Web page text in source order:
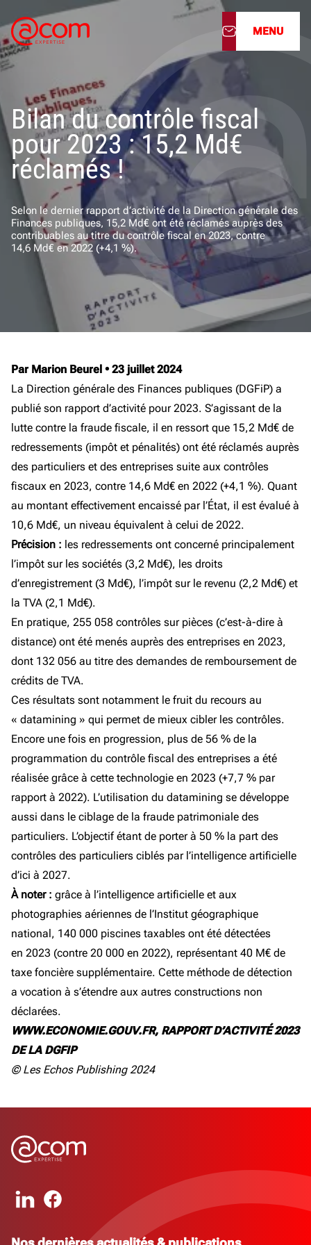
À propos
Nos services
Nos cabinets
Nos filiales
Actualités
Nous rejoindre
MENU
Bilan du contrôle fiscal
pour 2023 : 15,2 Md€
réclamés !
Selon le dernier rapport d’activité de la Direction générale des
Finances publiques, 15,2 Md€ ont été réclamés auprès des
contribuables au titre du contrôle fiscal en 2023, contre
14,6 Md€ en 2022 (+4,1 %).
Par Marion Beurel • 23 juillet 2024
La Direction générale des Finances publiques (DGFiP) a
publié son rapport d’activité pour 2023. S’agissant de la
lutte contre la fraude fiscale, il en ressort que 15,2 Md€ de
redressements (impôt et pénalités) ont été réclamés auprès
des particuliers et des entreprises suite aux contrôles
fiscaux en 2023, contre 14,6 Md€ en 2022 (+4,1 %). Quant
au montant effectivement encaissé par l’État, il est évalué à
10,6 Md€, un niveau équivalent à celui de 2022.
Précision : les redressements ont concerné principalement
l’impôt sur les sociétés (3,2 Md€), les droits
d’enregistrement (3 Md€), l’impôt sur le revenu (2,2 Md€) et
la TVA (2,1 Md€).
En pratique, 255 058 contrôles sur pièces (c’est-à-dire à
distance) ont été menés auprès des entreprises en 2023,
dont 132 056 au titre des demandes de remboursement de
crédits de TVA.
Ces résultats sont notamment le fruit du recours au
« datamining » qui permet de mieux cibler les contrôles.
Encore une fois en progression, plus de 56 % de la
programmation du contrôle fiscal des entreprises a été
réalisée grâce à cette technologie en 2023 (+7,7 % par
rapport à 2022). L’utilisation du datamining se développe
aussi dans le ciblage de la fraude patrimoniale des
particuliers. L’objectif étant de porter à 50 % la part des
contrôles des particuliers ciblés par l’intelligence artificielle
d’ici à 2027.
À noter : grâce à l’intelligence artificielle et aux
photographies aériennes de l’Institut géographique
national, 140 000 piscines taxables ont été détectées
en 2023 (contre 20 000 en 2022), représentant 40 M€ de
taxe foncière supplémentaire. Cette méthode de détection
a vocation à s’étendre aux autres constructions non
déclarées.
WWW.ECONOMIE.GOUV.FR, RAPPORT D’ACTIVITÉ 2023
DE LA DGFIP
© Les Echos Publishing 2024